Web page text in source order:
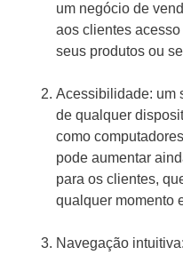
um negócio de
aos clientes
seus produtos ou
Acessibilidade: um
de qualquer
como
pode aumentar
para os clientes,
qualquer momento
Navegação